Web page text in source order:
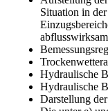
Situation in
Hydraulische
Hydraulische
Darstellung